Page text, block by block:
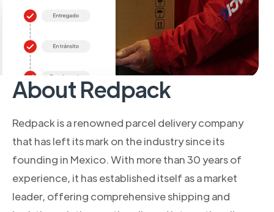
About Redpack
Redpack is a renowned parcel delivery company
that has left its mark on the industry since its
founding in Mexico. With more than 30 years of
experience, it has established itself as a market
leader, offering comprehensive shipping and